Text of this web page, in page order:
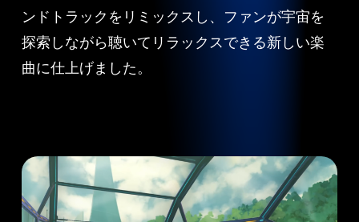
ンドトラックをリミックスし、ファンが宇宙を
探索しながら聴いてリラックスできる新しい楽
曲に仕上げました。